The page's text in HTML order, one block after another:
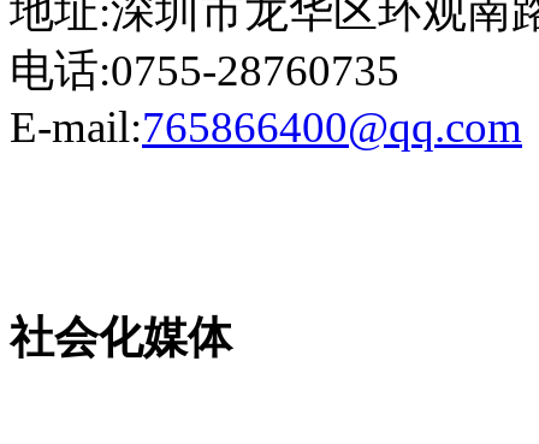
地址:深圳市龙华区环观南
电话:0755-28760735
E-mail:765866400@qq.com
社会化媒体